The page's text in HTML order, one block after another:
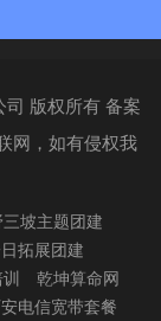
司 版权所有 备案
网，如有侵权我
三坡主题团建
拓展团建
乾坤算命网
电信宽带套餐